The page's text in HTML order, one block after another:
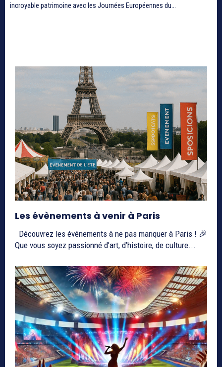
incroyable patrimoine avec les Journées Européennes du...
Les évènements à venir à Paris
Découvrez les événements à ne pas manquer à Paris ! 🎉
Que vous soyez passionné d’art, d’histoire, de culture...